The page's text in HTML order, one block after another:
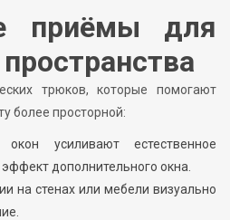
приёмы для
трюков, которые помогают
более просторной:
усиливают естественное
дополнительного окна.
на стенах или мебели визуально